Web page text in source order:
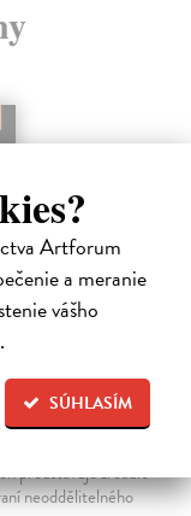
Artforum
a meranie
vášho
SÚHLASÍM
představuje zrcadlo
neoddělitelného